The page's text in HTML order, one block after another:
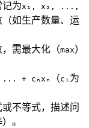
记为x₁, x₂, ...,
如生产数量、运
需最大化（max）
... + cₙxₙ （cᵢ 为
不等式，描述问
。